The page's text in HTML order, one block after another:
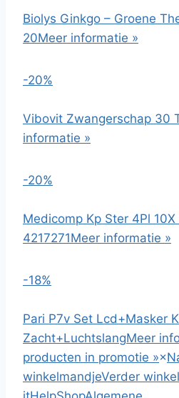
Biolys Ginkgo – Groene
20Meer informatie »
-20%
Vibovit Zwangerschap 30
informatie »
-20%
Medicomp Kp Ster 4Pl
4217271Meer informatie »
-18%
Pari P7v Set Lcd+Masker
Zacht+LuchtslangMeer
producten in promotie »×
winkelmandjeVerder